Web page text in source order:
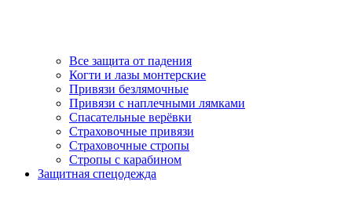
Все защита от падения
Когти и лазы монтерские
Привязи безлямочные
Привязи с наплечными лямками
Спасательные верёвки
Страховочные привязи
Страховочные стропы
Стропы с карабином
Защитная спецодежда